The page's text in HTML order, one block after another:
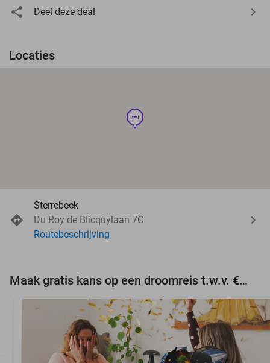
Deel deze deal
Locaties
hotel
Sterrebeek
Du Roy de Blicquylaan 7C
Routebeschrijving
Maak gratis kans op een droomreis t.w.v. €3.000!